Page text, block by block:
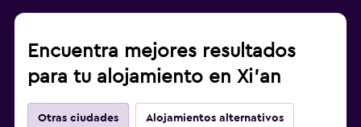
Encuentra mejores resultados
para tu alojamiento en Xi'an
Otras ciudades Alojamientos alternativos